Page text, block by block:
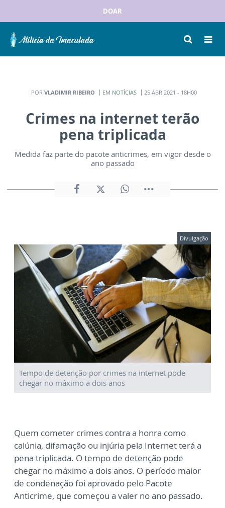
DOAR
POR VLADIMIR RIBEIRO EM NOTÍCIAS 25 ABR 2021 - 18H00
Crimes na internet terão
pena triplicada
Medida faz parte do pacote anticrimes, em vigor desde o
ano passado
Divulgação
Tempo de detenção por crimes na internet pode
chegar no máximo a dois anos
Quem cometer crimes contra a honra como
calúnia, difamação ou injúria pela Internet terá a
pena triplicada. O tempo de detenção pode
chegar no máximo a dois anos. O período maior
de condenação foi aprovado pelo Pacote
Anticrime, que começou a valer no ano passado.